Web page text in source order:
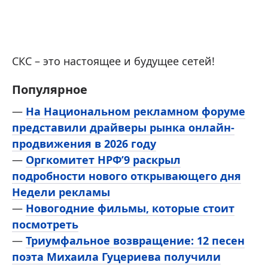
СКС – это настоящее и будущее сетей!
Популярное
— На Национальном рекламном форуме
представили драйверы рынка онлайн-
продвижения в 2026 году
— Оргкомитет НРФ’9 раскрыл
подробности нового открывающего дня
Недели рекламы
— Новогодние фильмы, которые стоит
посмотреть
— Триумфальное возвращение: 12 песен
поэта Михаила Гуцериева получили